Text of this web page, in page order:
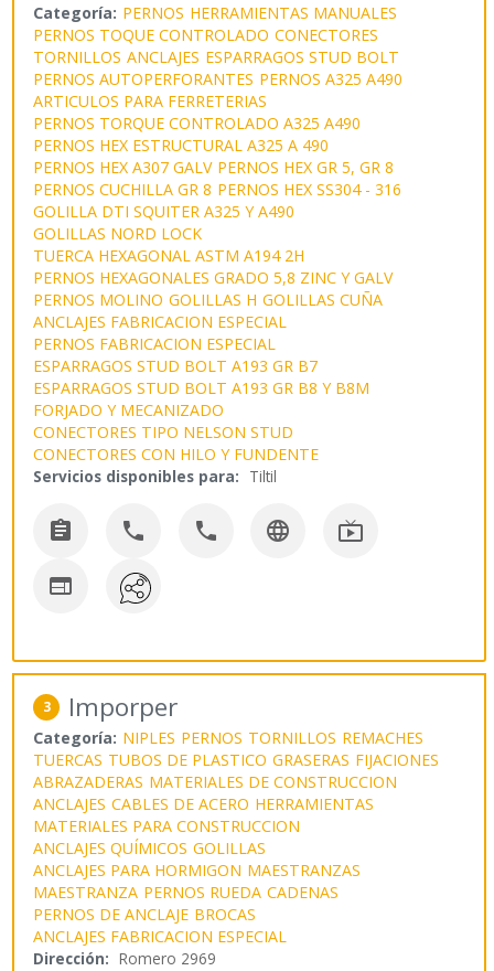
Categoría: PERNOS HERRAMIENTAS MANUALES
PERNOS TOQUE CONTROLADO CONECTORES
TORNILLOS ANCLAJES ESPARRAGOS STUD BOLT
PERNOS AUTOPERFORANTES PERNOS A325 A490
ARTICULOS PARA FERRETERIAS
PERNOS TORQUE CONTROLADO A325 A490
PERNOS HEX ESTRUCTURAL A325 A 490
PERNOS HEX A307 GALV PERNOS HEX GR 5, GR 8
PERNOS CUCHILLA GR 8 PERNOS HEX SS304 - 316
GOLILLA DTI SQUITER A325 Y A490
GOLILLAS NORD LOCK
TUERCA HEXAGONAL ASTM A194 2H
PERNOS HEXAGONALES GRADO 5,8 ZINC Y GALV
PERNOS MOLINO GOLILLAS H GOLILLAS CUÑA
ANCLAJES FABRICACION ESPECIAL
PERNOS FABRICACION ESPECIAL
ESPARRAGOS STUD BOLT A193 GR B7
ESPARRAGOS STUD BOLT A193 GR B8 Y B8M
FORJADO Y MECANIZADO
CONECTORES TIPO NELSON STUD
CONECTORES CON HILO Y FUNDENTE
Servicios disponibles para: Tiltil
    

3 Imporper
Categoría: NIPLES PERNOS TORNILLOS REMACHES
TUERCAS TUBOS DE PLASTICO GRASERAS FIJACIONES
ABRAZADERAS MATERIALES DE CONSTRUCCION
ANCLAJES CABLES DE ACERO HERRAMIENTAS
MATERIALES PARA CONSTRUCCION
ANCLAJES QUÍMICOS GOLILLAS
ANCLAJES PARA HORMIGON MAESTRANZAS
MAESTRANZA PERNOS RUEDA CADENAS
PERNOS DE ANCLAJE BROCAS
ANCLAJES FABRICACION ESPECIAL
Dirección: Romero 2969